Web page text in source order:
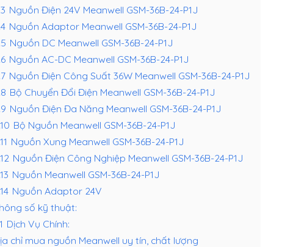
Nguồn Điện 24V Meanwell GSM-36B-24-P1J
Nguồn Adaptor Meanwell GSM-36B-24-P1J
Nguồn DC Meanwell GSM-36B-24-P1J
Nguồn AC-DC Meanwell GSM-36B-24-P1J
Nguồn Điện Công Suất 36W Meanwell GSM-36B-24-P1J
Bộ Chuyển Đổi Điện Meanwell GSM-36B-24-P1J
Nguồn Điện Đa Năng Meanwell GSM-36B-24-P1J
Bộ Nguồn Meanwell GSM-36B-24-P1J
Nguồn Xung Meanwell GSM-36B-24-P1J
Nguồn Điện Công Nghiệp Meanwell GSM-36B-24-P1J
Nguồn Meanwell GSM-36B-24-P1J
Nguồn Adaptor 24V
số kỹ thuật:
Dịch Vụ Chính:
chỉ mua nguồn Meanwell uy tín, chất lượng